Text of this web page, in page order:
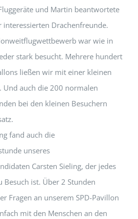
und Martin beantwortete
interessierten Drachenfreunde.
war wie in
stark besucht. Mehrere hundert
ließen wir mit einer kleinen
Und auch die 200 normalen
bei den kleinen Besuchern
fand auch die
unseres
Carsten Sieling, der jedes
Besuch ist. Über 2 Stunden
Fragen an unserem SPD-Pavillon
mit den Menschen an den